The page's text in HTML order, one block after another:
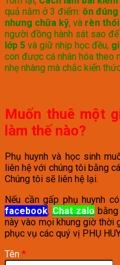
quả nằm ở 3 điểm: ôn
nhưng chữa kỹ, và rèn
người đồng hành sát sao
lớp 5 và giữ nhịp học đều,
con được cá nhân hóa theo
nhẹ nhàng mà chắc kiến
Muốn thuê một
làm thế nào?
Phụ huynh và học sinh
liên hệ với chúng tôi bằng
Chúng tôi sẽ liên hệ lại.
Nếu cần gấp phụ huynh
facebook, Chat zalo
này vào mọi khung giờ thời
phục vụ các quý vị PHỤ
Tên *